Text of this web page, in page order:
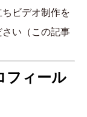
ビデオ制作を
い（この記事
フィール